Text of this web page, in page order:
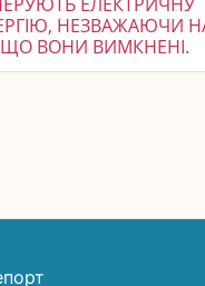
ЕЛЕКТРИЧНУ
НЕЗВАЖАЮЧИ
ЩО ВОНИ ВИМКНЕНІ.